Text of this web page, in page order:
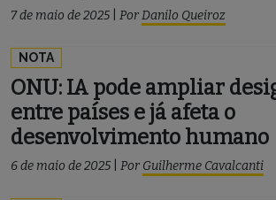
7 de maio de 2025 PorDanilo Queiroz
NOTA
ONU: IA pode ampliar
entre países e já afeta o
desenvolvimento humano
6 de maio de 2025 Por Guilherme Cavalcanti